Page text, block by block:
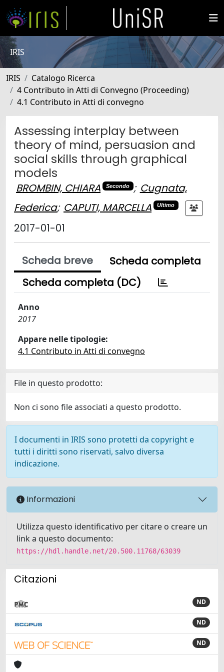
IRIS
IRIS
Catalogo Ricerca
4 Contributo in Atti di Convegno (Proceeding)
4.1 Contributo in Atti di convegno
Assessing interplay between
theory of mind, persuasion and
social skills through graphical
models
BROMBIN, CHIARA Secondo ; Cugnata,
Federica; CAPUTI, MARCELLA Ultimo
2017-01-01
Scheda breve
Scheda completa
Scheda completa (DC)
Anno
2017
Appare nelle tipologie:
4.1 Contributo in Atti di convegno
File in questo prodotto:
Non ci sono file associati a questo prodotto.
I documenti in IRIS sono protetti da copyright e
tutti i diritti sono riservati, salvo diversa
indicazione.
Informazioni
Utilizza questo identificativo per citare o creare un
link a questo documento:
https://hdl.handle.net/20.500.11768/63039
Citazioni
ND
ND
ND